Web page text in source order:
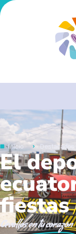
Inicio Destacados
El
fiestas
Cevallosen tu corazón